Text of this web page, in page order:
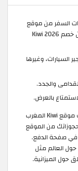
حجوزات السفر من موقع
Kiwi للحجز المغرب بدون استخدام كوبون خصم Kiwi 2026
السيارات، وغيرها
والجدد.
بالعرض.
الآن يمكنك الاستمتاع بأفضل عروض وتخفيضات موقع Kiwi المغرب
على جميع حجوزاتك من الموقع
في صفحة الدفع.
العالم مثل
حول الميزانية.